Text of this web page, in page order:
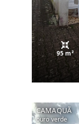
95 m²
CAMAQUÃ
ouro verde